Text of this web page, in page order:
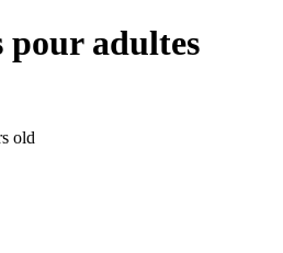
pour adultes
old